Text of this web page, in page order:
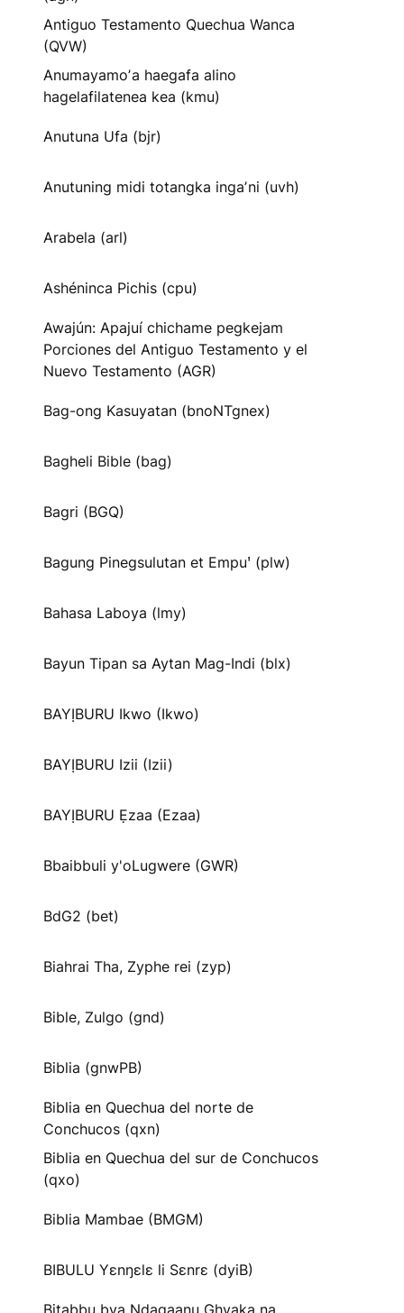
Antiguo Testamento Quechua Wanca
(QVW)
Anumayamoʼa haegafa alino
hagelafilatenea kea (kmu)
Anutuna Ufa (bjr)
Anutuning midi totangka ingaʼni (uvh)
Arabela (arl)
Ashéninca Pichis (cpu)
Awajún: Apajuí chichame pegkejam
Porciones del Antiguo Testamento y el
Nuevo Testamento (AGR)
Bag-ong Kasuyatan (bnoNTgnex)
Bagheli Bible (bag)
Bagri (BGQ)
Bagung Pinegsulutan et Empuꞌ (plw)
Bahasa Laboya (lmy)
Bayun Tipan sa Aytan Mag-Indi (blx)
BAYỊBURU Ikwo (Ikwo)
BAYỊBURU Izii (Izii)
BAYỊBURU Ẹzaa (Ezaa)
Bbaibbuli y'oLugwere (GWR)
BdG2 (bet)
Biahrai Tha, Zyphe rei (zyp)
Bible, Zulgo (gnd)
Biblia (gnwPB)
Biblia en Quechua del norte de
Conchucos (qxn)
Biblia en Quechua del sur de Conchucos
(qxo)
Biblia Mambae (BMGM)
BIBULU Yɛnŋɛlɛ li Sɛnrɛ (dyiB)
Bitabbu bya Ndagaanu Ghyaka na